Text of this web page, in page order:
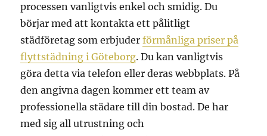
processen vanligtvis enkel och smidig. Du
börjar med att kontakta ett pålitligt
städföretag som erbjuderförmånliga priser på
flyttstädning i Göteborg. Du kan vanligtvis
göra detta via telefon eller deras webbplats. På
den angivna dagen kommer ett team av
professionella städare till din bostad. De har
med sig all utrustning och